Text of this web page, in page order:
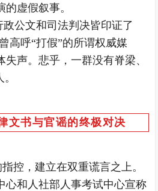
虚假叙事。
公文和司法判决皆印证了
高呼“打假”的所谓权威媒
声。悲乎，一群没有脊梁、
文书与官谣的终极对决
控，建立在双重谎言之上。
心和人社部人事考试中心宣称